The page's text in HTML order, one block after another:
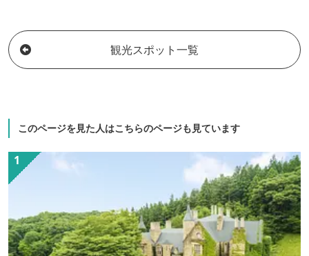
観光スポット一覧
このページを見た人はこちらのページも見ています